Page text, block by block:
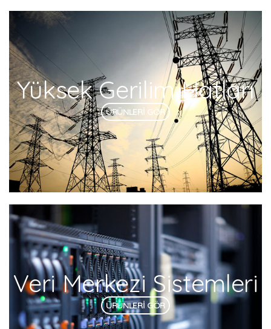
Yüksek Gerilim Hatları
ÜRÜNLERİ GÖR
Veri Merkezi Sistemleri
ÜRÜNLERİ GÖR